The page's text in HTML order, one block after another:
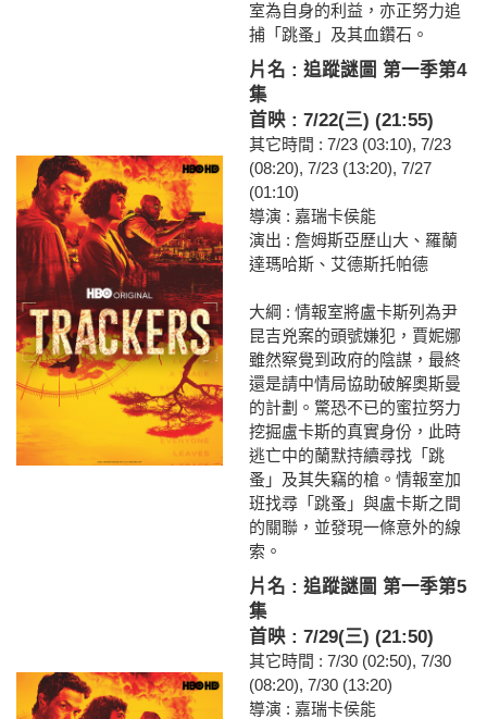
室為自身的利益，亦正努力追
捕「跳蚤」及其血鑽石。
片名 : 追蹤謎圖 第一季第4
集
首映 : 7/22(三) (21:55)
其它時間 : 7/23 (03:10), 7/23
(08:20), 7/23 (13:20), 7/27
(01:10)
導演 : 嘉瑞卡侯能
演出 : 詹姆斯亞歷山大、羅蘭
達瑪哈斯、艾德斯托帕德
大綱 : 情報室將盧卡斯列為尹
昆吉兇案的頭號嫌犯，賈妮娜
雖然察覺到政府的陰謀，最終
還是請中情局協助破解奧斯曼
的計劃。驚恐不已的蜜拉努力
挖掘盧卡斯的真實身份，此時
逃亡中的蘭默持續尋找「跳
蚤」及其失竊的槍。情報室加
班找尋「跳蚤」與盧卡斯之間
的關聯，並發現一條意外的線
索。
片名 : 追蹤謎圖 第一季第5
集
首映 : 7/29(三) (21:50)
其它時間 : 7/30 (02:50), 7/30
(08:20), 7/30 (13:20)
導演 : 嘉瑞卡侯能